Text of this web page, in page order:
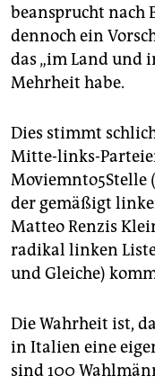
beansprucht nach
dennoch ein
das „im Land und
Mehrheit habe.
Dies stimmt
Mitte-links-
Moviemnto5Stelle
der gemäßigt
Matteo Renzis
radikal linken Liste
und Gleiche)
Die Wahrheit ist,
in Italien eine
sind 100